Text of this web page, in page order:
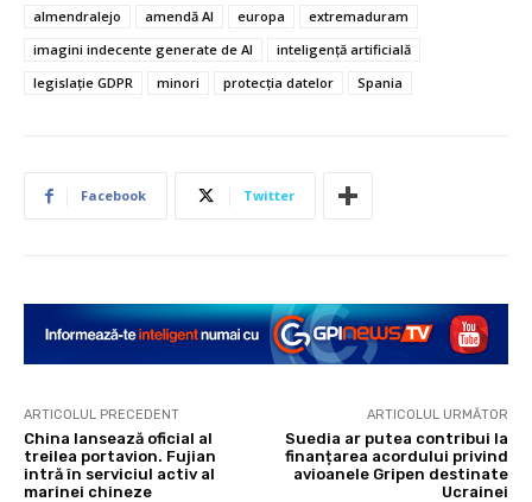
almendralejo
amendă AI europa
extremaduram
imagini indecente generate de AI
inteligență artificială
legislație GDPR
minori protecția datelor Spania
Facebook Twitter
ARTICOLUL PRECEDENT
China lansează oficial al
treilea portavion. Fujian
intră în serviciul activ al
marinei chineze
ARTICOLUL URMĂTOR
Suedia ar putea contribui la
finanțarea acordului privind
avioanele Gripen destinate
Ucrainei